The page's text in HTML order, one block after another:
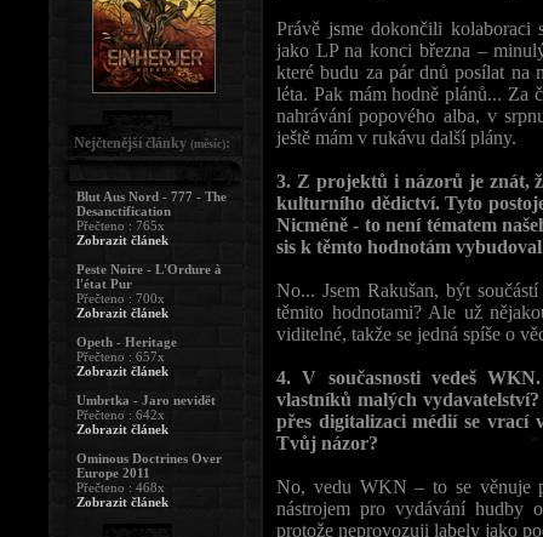
Právě jsme dokončili kolaboraci
jako LP na konci března –
které budu za pár dnů posílat na
léta. Pak mám hodně plánů... Za
nahrávání popového alba, v
ještě mám v rukávu další plány.
3. Z projektů i názorů je znát,
kulturního dědictví. Tyto
Nicméně - to není tématem
sis k těmto hodnotám vybudoval
No... Jsem Rakušan, být
těmito hodnotami? Ale už
viditelné, takže se jedná spíše o
4. V současnosti vedeš
vlastníků malých
přes digitalizaci médií se vrací
Tvůj názor?
No, vedu WKN – to se věnuje
nástrojem pro vydávání hudby
protože neprovozuji labely jako
Nejčtenější články (měsíc):
Blut Aus Nord - 777 - The
Desanctification
Přečteno : 765x
Zobrazit článek
Peste Noire - L'Ordure à
l'état Pur
Přečteno : 700x
Zobrazit článek
Opeth - Heritage
Přečteno : 657x
Zobrazit článek
Umbrtka - Jaro nevidět
Přečteno : 642x
Zobrazit článek
Ominous Doctrines Over
Europe 2011
Přečteno : 468x
Zobrazit článek